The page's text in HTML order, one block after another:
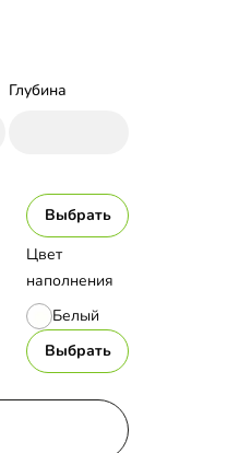
Глубина
Цвет
наполнения
Белый
Выбрать
Выбрать